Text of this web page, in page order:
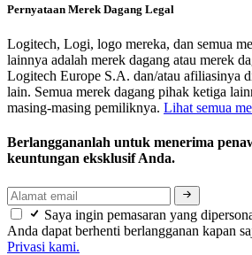
Pernyataan Merek Dagang Legal
Logitech, Logi, logo mereka, dan semua
lainnya adalah merek dagang atau merek
Logitech Europe S.A. dan/atau afiliasinya
lain. Semua merek dagang pihak ketiga
masing-masing pemiliknya. Lihat semua
Berlanggananlah untuk menerima
keuntungan eksklusif Anda.
Saya ingin pemasaran yang
Anda dapat berhenti berlangganan kapan
Privasi kami.